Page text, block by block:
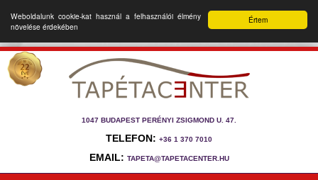
Értem
Weboldalunk cookie-kat használ a felhasználói élmény
növelése érdekében
1047 BUDAPEST PERÉNYI ZSIGMOND U. 47.
TELEFON: +36 1 370 7010
EMAIL: TAPETA@TAPETACENTER.HU